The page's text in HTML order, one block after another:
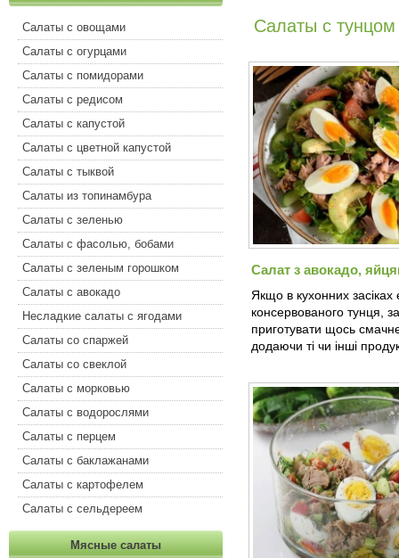
Салаты с овощами
Салаты с огурцами
Салаты с помидорами
Салаты с редисом
Салаты с капустой
Салаты с цветной капустой
Салаты с тыквой
Салаты из топинамбура
Салаты с зеленью
Салаты с фасолью, бобами
Салаты с зеленым горошком
Салаты с авокадо
Несладкие салаты с ягодами
Салаты со спаржей
Салаты со свеклой
Салаты с морковью
Салаты с водорослями
Салаты с перцем
Салаты с баклажанами
Салаты с картофелем
Салаты с сельдереем
Мясные салаты
Салаты с тунцом
Салат з авокадо,
Якщо в кухонних засіках
консервованого тунця,
приготувати щось
додаючи ті чи інші